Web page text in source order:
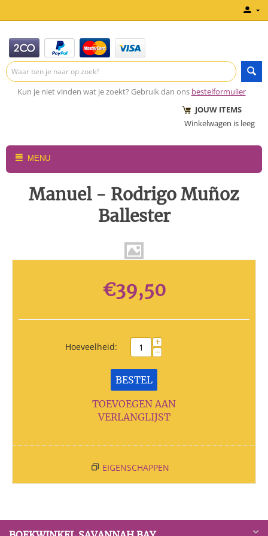
Kun je niet vinden wat je zoekt? Gebruik dan ons bestelformulier
JOUW ITEMS
Winkelwagen is leeg
MENU
Manuel - Rodrigo Muñoz
Ballester
€39,50
Hoeveelheid: +
−
BESTEL
TOEVOEGEN AAN
VERLANGLIJST
EIGENSCHAPPEN